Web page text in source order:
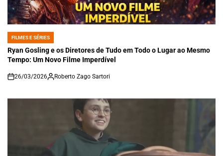
POSTED
IN
FILMES E SÉRIES
Ryan Gosling e os Diretores de Tudo em Todo o Lugar ao Mesmo
Tempo: Um Novo Filme Imperdível
on
26/03/2026 Roberto Zago Sartori